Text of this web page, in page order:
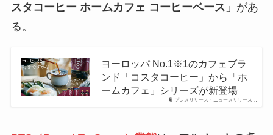
スタコーヒー ホームカフェ コーヒーベース」 があ
る。
プレスリリース・ニュースリリース…
ヨーロッパ No.1※1のカフェブラ
ンド「コスタコーヒー」から「ホ
ームカフェ」シリーズが新登場